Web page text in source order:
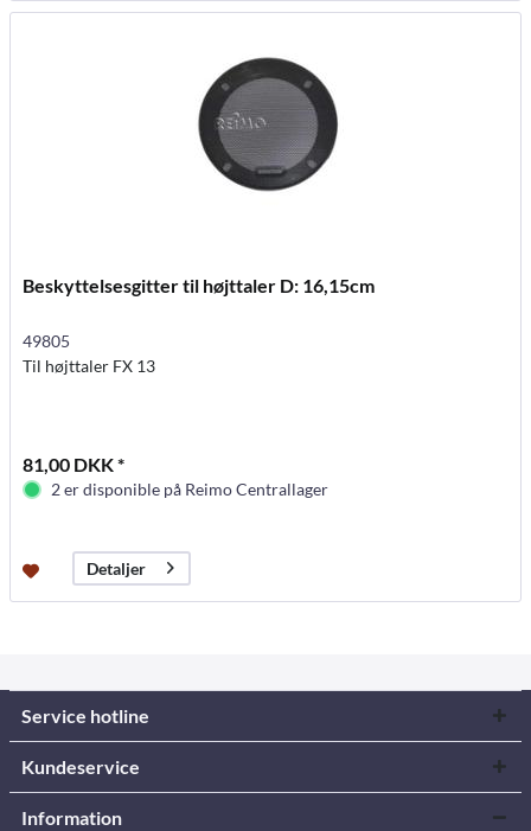
Beskyttelsesgitter til højttaler D: 16,15cm
49805
Til højttaler FX 13
81,00 DKK *
2 er disponible på Reimo Centrallager
Detaljer
Service hotline
Kundeservice
Information